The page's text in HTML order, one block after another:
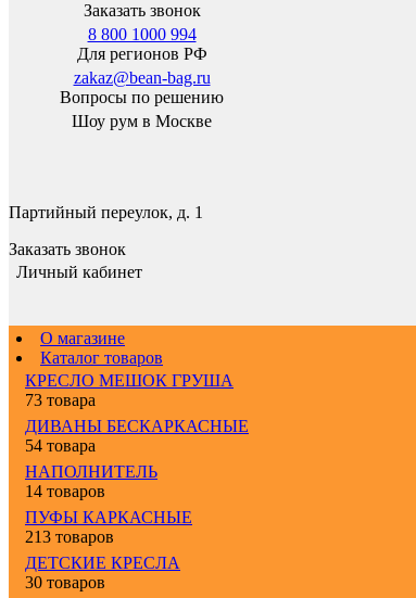
Заказать звонок
8 800 1000 994
Для регионов РФ
zakaz@bean-bag.ru
Вопросы по решению
Шоу рум в Москве
Партийный переулок, д. 1
Заказать звонок
Личный кабинет
О магазине
Каталог товаров
КРЕСЛО МЕШОК ГРУША
73 товара
ДИВАНЫ БЕСКАРКАСНЫЕ
54 товара
НАПОЛНИТЕЛЬ
14 товаров
ПУФЫ КАРКАСНЫЕ
213 товаров
ДЕТСКИЕ КРЕСЛА
30 товаров